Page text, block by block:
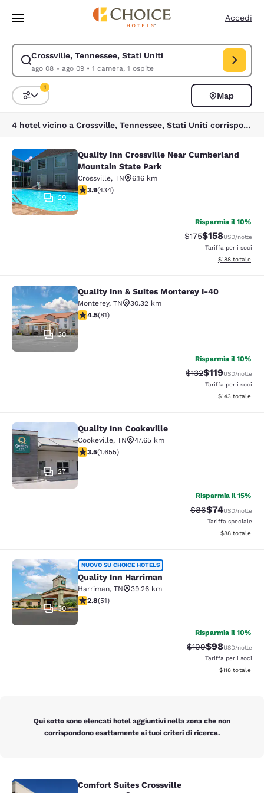
Vai A Contenuto Principale
Accedi
Crossville, Tennessee, Stati Uniti
ago 08 - ago 09• 1 camera, 1 ospite
Modifica la ricerca per Crossville, Tennessee, Stati Uniti. Data di
Ordina e filtra
1
Map
4 hotel vicino a Crossville, Tennessee, Stati Uniti corrispondono ai tuoi filtri
Quality Inn Crossville Near
29
Quality Inn Crossville Near Cumberland
Mountain State Park
Crossville, TN
6.16 km
Valutazione di 3.94 stelle. Buono. 434 recensioni
3.9(434)
Risparmia il 10%
Tariffa di barratura:
$175Tariffa
$158USD/notte
Tariffa per i soci
Visualizza i
$188 totale
Quality Inn & Suites Monterey I-40
30
Quality Inn & Suites Monterey I-40
Monterey, TN
30.32 km
Valutazione di 4.47 stelle. Ottimo. 81 recensioni
4.5(81)
Risparmia il 10%
Tariffa di
$132Tariffa
$119USD/notte
Tariffa per i soci
Visualizza i
$143 totale
Quality Inn Cookeville
27
Quality Inn Cookeville
Cookeville, TN
47.65 km
Valutazione di 3.52 stelle. Buono. 1655 recensioni
3.5(1.655)
Risparmia il 15%
Tariffa di
$86Tariffa
$74USD/notte
Tariffa speciale
Visualizza i
$88 totale
Quality Inn Harriman
30
NUOVO SU CHOICE HOTELS
Quality Inn Harriman
Harriman, TN
39.26 km
Valutazione di 2.82 stelle. Discreto. 51 recensioni
2.8(51)
Risparmia il 10%
Tariffa di
$109Tariffa
$98USD/notte
Tariffa per i soci
Visualizza i
$118 totale
Qui sotto sono elencati hotel aggiuntivi nella zona che non
corrispondono esattamente ai tuoi criteri di ricerca.
Comfort Suites Crossville
Comfort Suites Crossville